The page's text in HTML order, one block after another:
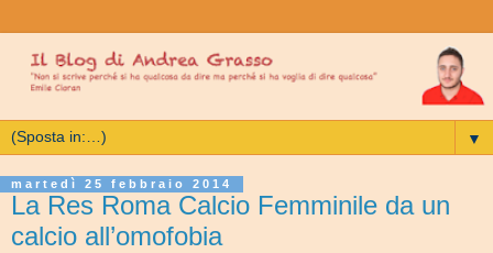
▼
martedì 25 febbraio 2014
La Res Roma Calcio Femminile da un
calcio all’omofobia